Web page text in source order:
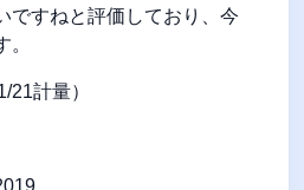
ですねと評価しており、今
21計量）